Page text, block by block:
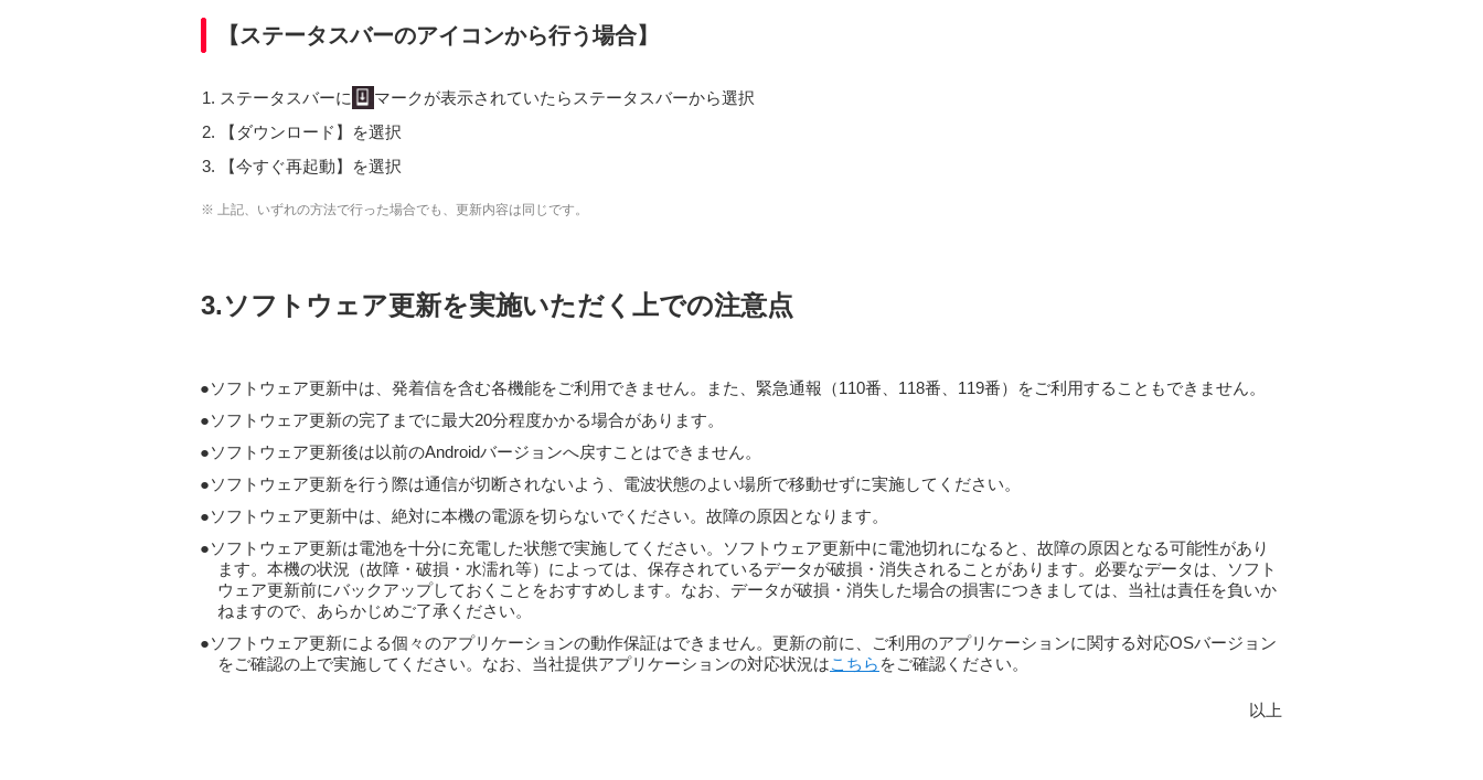
【ステータスバーのアイコンから行う場合】
ステータスバーに
マークが表示されていたらステータスバーから選択
【ダウンロード】を選択
【今すぐ再起動】を選択
※ 上記、いずれの方法で行った場合でも、更新内容は同じです。
3.ソフトウェア更新を実施いただく上での注意点
ソフトウェア更新中は、発着信を含む各機能をご利用できません。また、緊急通報（110番、118番、119番）をご利用することもできません。
ソフトウェア更新の完了までに最大20分程度かかる場合があります。
ソフトウェア更新後は以前のAndroidバージョンへ戻すことはできません。
ソフトウェア更新を行う際は通信が切断されないよう、電波状態のよい場所で移動せずに実施してください。
ソフトウェア更新中は、絶対に本機の電源を切らないでください。故障の原因となります。
ソフトウェア更新は電池を十分に充電した状態で実施してください。ソフトウェア更新中に電池切れになると、故障の原因となる可能性があり
ます。本機の状況（故障・破損・水濡れ等）によっては、保存されているデータが破損・消失されることがあります。必要なデータは、ソフト
ウェア更新前にバックアップしておくことをおすすめします。なお、データが破損・消失した場合の損害につきましては、当社は責任を負いか
ねますので、あらかじめご了承ください。
ソフトウェア更新による個々のアプリケーションの動作保証はできません。更新の前に、ご利用のアプリケーションに関する対応OSバージョン
をご確認の上で実施してください。なお、当社提供アプリケーションの対応状況はこちら をご確認ください。
以上